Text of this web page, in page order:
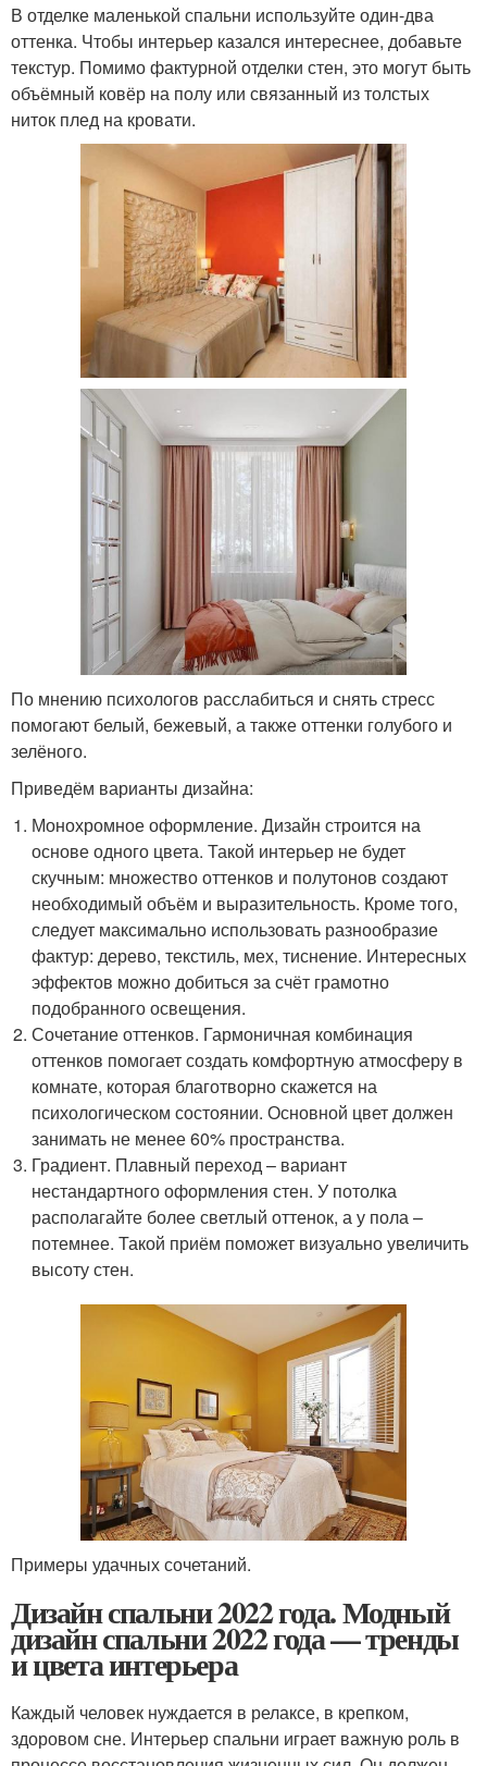
В отделке маленькой спальни используйте один-два
оттенка. Чтобы интерьер казался интереснее, добавьте
текстур. Помимо фактурной отделки стен, это могут быть
объёмный ковёр на полу или связанный из толстых
ниток плед на кровати.
По мнению психологов расслабиться и снять стресс
помогают белый, бежевый, а также оттенки голубого и
зелёного.
Приведём варианты дизайна:
Монохромное оформление. Дизайн строится на
основе одного цвета. Такой интерьер не будет
скучным: множество оттенков и полутонов создают
необходимый объём и выразительность. Кроме того,
следует максимально использовать разнообразие
фактур: дерево, текстиль, мех, тиснение. Интересных
эффектов можно добиться за счёт грамотно
подобранного освещения.
Сочетание оттенков. Гармоничная комбинация
оттенков помогает создать комфортную атмосферу в
комнате, которая благотворно скажется на
психологическом состоянии. Основной цвет должен
занимать не менее 60% пространства.
Градиент. Плавный переход – вариант
нестандартного оформления стен. У потолка
располагайте более светлый оттенок, а у пола –
потемнее. Такой приём поможет визуально увеличить
высоту стен.
Примеры удачных сочетаний.
Дизайн спальни 2022 года. Модный
дизайн спальни 2022 года — тренды
и цвета интерьера
Каждый человек нуждается в релаксе, в крепком,
здоровом сне. Интерьер спальни играет важную роль в